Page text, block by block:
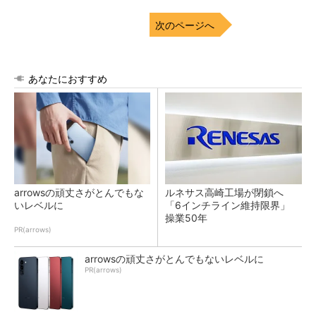
次のページへ
あなたにおすすめ
arrowsの頑丈さがとんでもな
いレベルに
PR(arrows)
ルネサス高崎工場が閉鎖へ
「6インチライン維持限界」
操業50年
arrowsの頑丈さがとんでもないレベルに
PR(arrows)